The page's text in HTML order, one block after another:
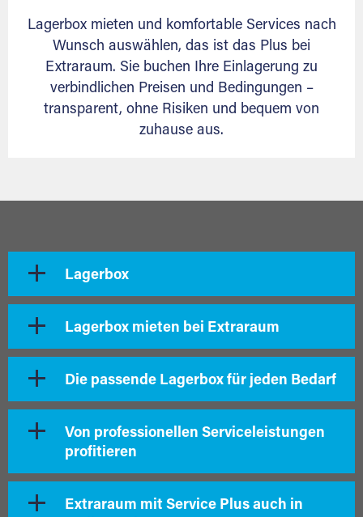
Lagerbox mieten und komfortable Services nach
Wunsch auswählen, das ist das Plus bei
Extraraum. Sie buchen Ihre Einlagerung zu
verbindlichen Preisen und Bedingungen –
transparent, ohne Risiken und bequem von
zuhause aus.
Lagerbox
Lagerbox mieten bei Extraraum
Die passende Lagerbox für jeden Bedarf
Von professionellen Serviceleistungen
profitieren
Extraraum mit Service Plus auch in